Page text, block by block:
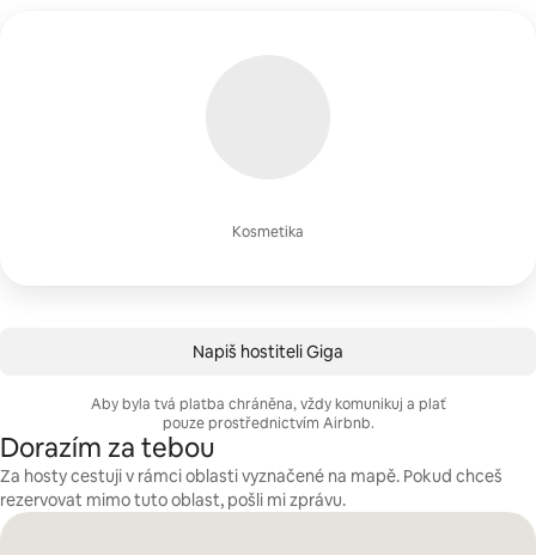
Kosmetika
Napiš hostiteli Giga
Aby byla tvá platba chráněna, vždy komunikuj a plať
pouze prostřednictvím Airbnb.
Dorazím za tebou
Za hosty cestuji v rámci oblasti vyznačené na mapě. Pokud chceš
rezervovat mimo tuto oblast, pošli mi zprávu.